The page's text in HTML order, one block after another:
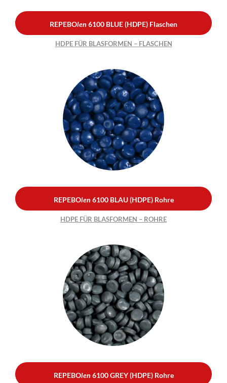
REPEBOlen 6100 BLUE (HDPE) Flaschen
HDPE FÜR BLASFORMEN – FLASCHEN
REPEBOlen6100 BLAU
(HDPE) Rohre
HDPE FÜR BLASFORMEN –
ROHRE
REPEBOlen 6100 BLAU (HDPE) Rohre
HDPE FÜR BLASFORMEN – ROHRE
REPEBOlen6100 GREY
(HDPE) Rohre
HDPE FÜR BLASFORMEN –
ROHRE
REPEBOlen 6100 GREY (HDPE) Rohre